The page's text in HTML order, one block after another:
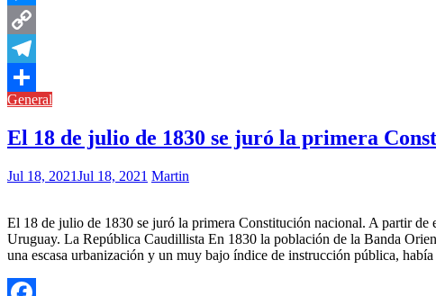
Messenger
Copy
Link
Telegram
Compartir
General
El 18 de julio de 1830 se juró la primera
Jul 18, 2021Jul 18, 2021 Martin
El 18 de julio de 1830 se juró la primera Constitución nacional. A partir
Uruguay. La República Caudillista En 1830 la población de la Banda
una escasa urbanización y un muy bajo índice de instrucción pública,